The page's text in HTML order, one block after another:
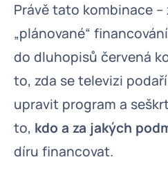
Právě tato kombinace
„plánované“
do dluhopisů červená
to, zda se televizi
upravit program a
to, kdo a za jakých
díru financovat.